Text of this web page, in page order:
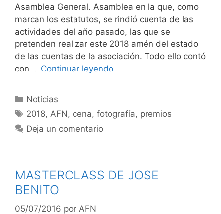
Asamblea General. Asamblea en la que, como
marcan los estatutos, se rindió cuenta de las
actividades del año pasado, las que se
pretenden realizar este 2018 amén del estado
de las cuentas de la asociación. Todo ello contó
con … Continuar leyendo
Categorías
Noticias
Etiquetas
2018, AFN, cena,fotografía, premios
Deja un comentario
MASTERCLASS DE JOSE
BENITO
05/07/2016 por AFN